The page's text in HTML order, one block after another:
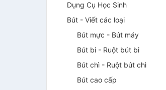
Dụng Cụ Học Sinh
Bút - Viết các loại
Bút mực - Bút máy
Bút bi - Ruột bút bi
Bút chì - Ruột bút chì
Bút cao cấp